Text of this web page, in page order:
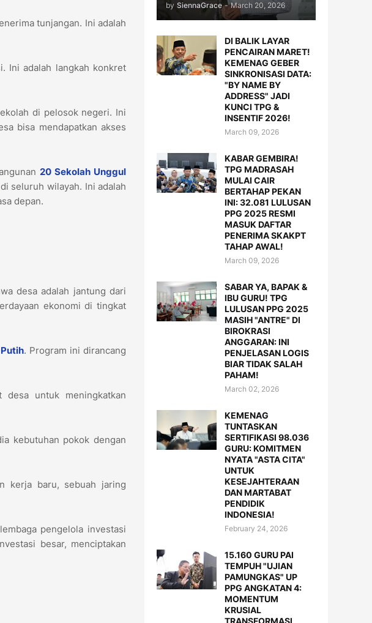
tunjangan. Ini adalah
Ini adalah langkah konkret
di pelosok negeri. Ini
bisa mendapatkan akses
20 Sekolah Unggul
di seluruh wilayah. Ini adalah
depan.
desa adalah jantung dari
ekonomi di tingkat
. Program ini dirancang
untuk meningkatkan
kebutuhan pokok dengan
kerja baru, sebuah jaring
pengelola investasi
besar, menciptakan
by SiennaGrace - March 20, 2026
DI BALIK LAYAR
PENCAIRAN MARET!
KEMENAG GEBER
SINKRONISASI DATA:
"BY NAME BY
ADDRESS" JADI
KUNCI TPG &
INSENTIF 2026!
March 09, 2026
KABAR GEMBIRA!
TPG MADRASAH
MULAI CAIR
BERTAHAP PEKAN
INI: 32.081 LULUSAN
PPG 2025 RESMI
MASUK DAFTAR
PENERIMA SKAKPT
TAHAP AWAL!
March 09, 2026
SABAR YA, BAPAK &
IBU GURU! TPG
LULUSAN PPG 2025
MASIH "ANTRE" DI
BIROKRASI
ANGGARAN: INI
PENJELASAN LOGIS
BIAR TIDAK SALAH
PAHAM!
March 02, 2026
KEMENAG
TUNTASKAN
SERTIFIKASI 98.036
GURU: KOMITMEN
NYATA "ASTA CITA"
UNTUK
KESEJAHTERAAN
DAN MARTABAT
PENDIDIK
INDONESIA!
February 24, 2026
15.160 GURU PAI
TEMPUH "UJIAN
PAMUNGKAS" UP
PPG ANGKATAN 4:
MOMENTUM
KRUSIAL
TRANSFORMASI